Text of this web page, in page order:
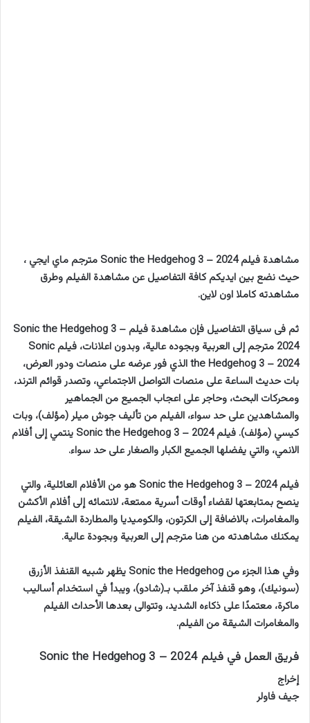
مشاهدة فيلم Sonic the Hedgehog 3 – 2024 مترجم ماي ايجي ،
حيث نضع بين ايديكم كافة التفاصيل عن مشاهدة الفيلم وطرق
مشاهدته كاملا اون لاين.
ثم فى سياق التفاصيل فإن مشاهدة فيلم Sonic the Hedgehog 3 –
2024 مترجم إلى العربية وبجوده عالية، وبدون اعلانات، فيلم Sonic
the Hedgehog 3 – 2024 الذي فور عرضه على منصات ودور العرض،
بات حديث الساعة على منصات التواصل الاجتماعي، وتصدر قوائم الترند،
ومحركات البحث، وحاجر على اعجاب الجميع من الجماهير
والمشاهدين على حد سواء، الفيلم من تأليف جوش ميلر (مؤلف)، وبات
كيسي (مؤلف). فيلم Sonic the Hedgehog 3 – 2024 ينتمي إلى أفلام
الانمي، والتي يفضلها الجميع الكبار والصغار على حد سواء.
فيلم Sonic the Hedgehog 3 – 2024 هو من الأفلام العائلية، والتي
ينصح بمتابعتها لقضاء أوقات أسرية ممتعة، لانتمائه إلى أفلام الأكشن
والمغامرات، بالاضافة إلى الكرتون، والكوميديا والمطاردة الشيقة، الفيلم
يمكنك مشاهدته من هنا مترجم إلى العربية وبجودة عالية.
وفي هذا الجزء من Sonic the Hedgehog يظهر شبيه القنفذ الأزرق
(سونيك)، وهو قنفذ آخر ملقب بـ(شادو)، ويبدأ في استخدام أساليب
ماكرة، معتمدًا على ذكاءه الشديد، وتتوالى بعدها الأحداث الفيلم
والمغامرات الشيقة من الفيلم.
فريق العمل في فيلم Sonic the Hedgehog 3 – 2024
ﺇﺧﺮاﺝ
جيف فاولر